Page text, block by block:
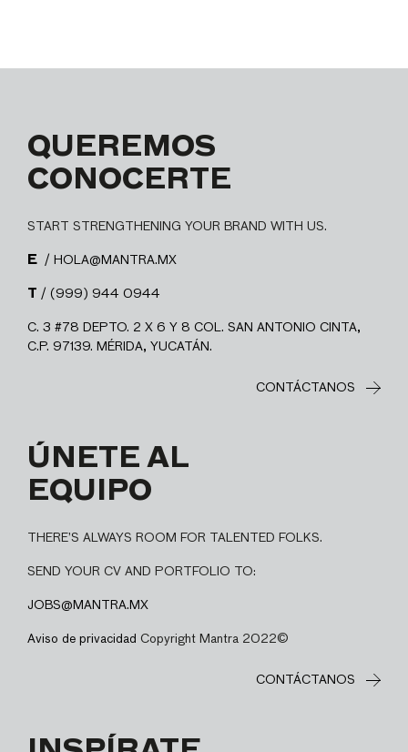
QUEREMOS
CONOCERTE
START STRENGTHENING YOUR BRAND WITH US.
E / HOLA@MANTRA.MX
T / (999) 944 0944
C. 3 #78 DEPTO. 2 X 6 Y 8 COL. SAN ANTONIO CINTA,
C.P. 97139. MÉRIDA, YUCATÁN.
CONTÁCTANOS
ÚNETE AL
EQUIPO
THERE’S ALWAYS ROOM FOR TALENTED FOLKS.
SEND YOUR CV AND PORTFOLIO TO:
JOBS@MANTRA.MX
Aviso de privacidad Copyright Mantra 2022©
CONTÁCTANOS